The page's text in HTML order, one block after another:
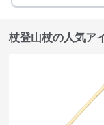
杖登山杖の人気ア